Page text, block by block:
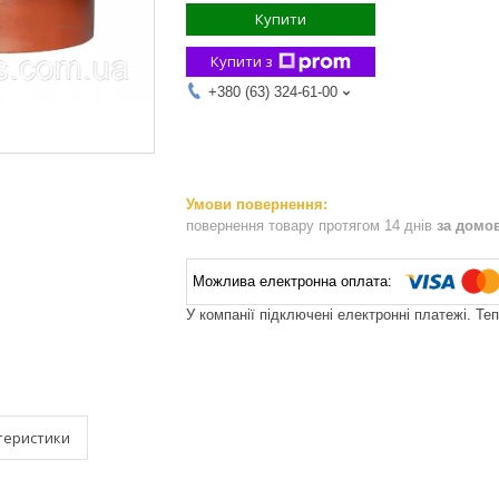
Купити
Купити з
+380 (63) 324-61-00
повернення товару протягом 14 днів за
У компанії підключені електронні платежі.